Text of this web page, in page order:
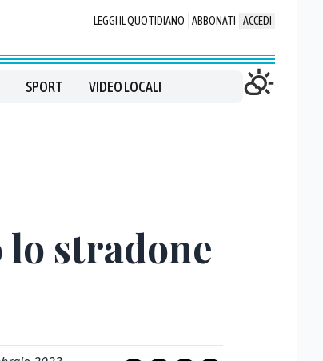
LEGGI IL QUOTIDIANO ABBONATI ACCEDI
SPORT VIDEO LOCALI
stradone